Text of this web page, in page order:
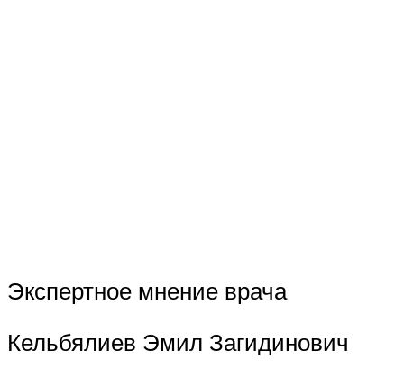
Экспертное мнение врача
Кельбялиев Эмил Загидинович